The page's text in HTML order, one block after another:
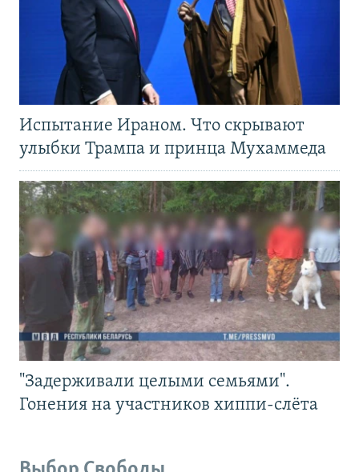
Испытание Ираном. Что скрывают
улыбки Трампа и принца Мухаммеда
"Задерживали целыми семьями".
Гонения на участников хиппи-слёта